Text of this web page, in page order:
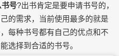
关于我们
号?出书肯定是要申请书号的，
的需求，当前使用最多的就是
每种书号都有自己的优点和不
选择到合适的书号。